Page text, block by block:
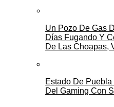
Un Pozo De Gas
Días Fugando Y
De Las Choapas,
Estado De
Del Gaming Con